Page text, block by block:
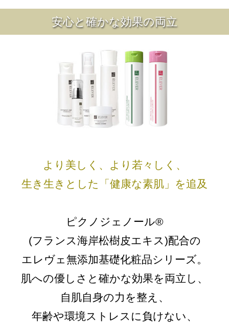
安心と確かな効果の両立
より美しく、より若々しく、
生き生きとした「健康な素肌」を追及
ピクノジェノール®
(フランス海岸松樹皮エキス)配合の
エレヴェ無添加基礎化粧品シリーズ。
肌への優しさと確かな効果を両立し、
自肌自身の力を整え、
年齢や環境ストレスに負けない、